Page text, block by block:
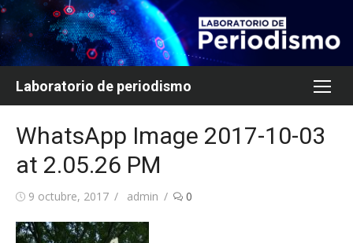
Saltar
al
contenido
Laboratorio de periodismo
WhatsApp Image 2017-10-03
at 2.05.26 PM
Publicada
9 octubre, 2017 Autor
admin 0